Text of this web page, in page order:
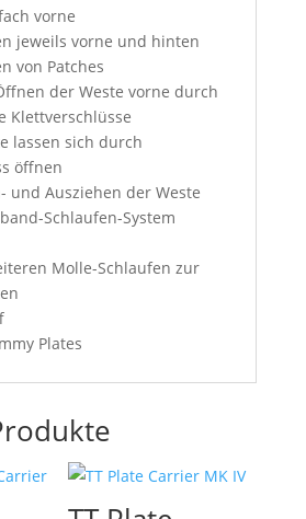
vorne
jeweils vorne und hinten
von Patches
der Weste vorne durch
Klettverschlüsse
lassen sich durch
öffnen
und Ausziehen der Weste
Schlaufen-System
Molle-Schlaufen zur
Plates